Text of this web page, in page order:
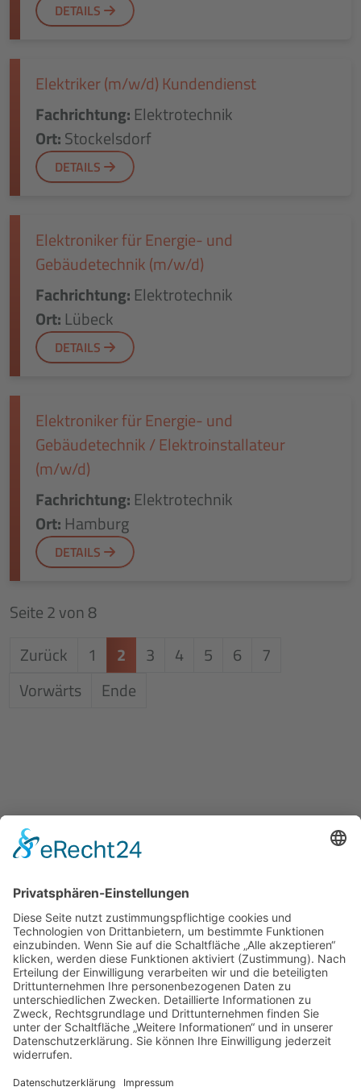
DETAILS
Elektriker (m/w/d) Kundendienst
Fachrichtung: Elektrotechnik
Ort:Stockelsdorf
DETAILS
Elektroniker für Energie- und
Gebäudetechnik (m/w/d)
Fachrichtung: Elektrotechnik
Ort: Lübeck
DETAILS
Elektroniker für Energie- und
Gebäudetechnik / Elektroinstallateur
(m/w/d)
Fachrichtung: Elektrotechnik
Ort: Hamburg
DETAILS
Seite 2 von 8
Zurück
1 2 3 4 5 6
7
Vorwärts
Ende
PUMPENTEAM
Kannengießerstr. 7
21493 Elmenhorst
+49 4151 91606-0
info@pumpenteam.de
RECHTLICHES
Impressum